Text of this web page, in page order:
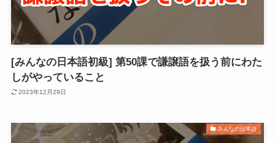
[みんなの日本語初級] 第50課で謙譲語を扱う前にわた
しがやっていること
2023年12月29日
みんなの日本語